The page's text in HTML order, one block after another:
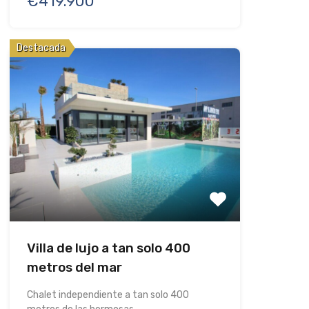
Destacada
Villa de lujo a tan solo 400
metros del mar
Chalet independiente a tan solo 400